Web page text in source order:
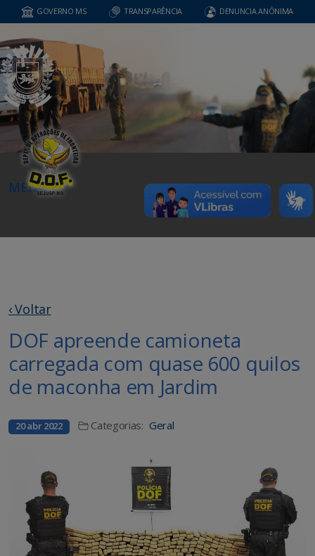
GOVERNO MS TRANSPARÊNCIA DENUNCIA ANÔNIMA
MENU
‹ Voltar
DOF apreende camioneta
carregada com quase 600 quilos
de maconha em Jardim
20 abr 2022 Categorias: Geral